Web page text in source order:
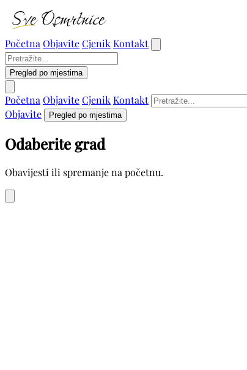
Početna ObjaviteCjenik Kontakt
Pregled po mjestima
Početna ObjaviteCjenik Kontakt
Objavite
Pregled po mjestima
Odaberite grad
Obavijesti ili spremanje na početnu.